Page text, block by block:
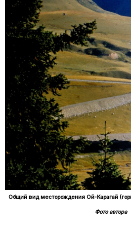
Общий вид месторождения Ой-Карагай
Фото автора